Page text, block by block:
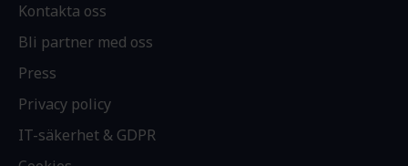
Kontakta oss
Bli partner med oss
Press
Privacy policy
IT-säkerhet & GDPR